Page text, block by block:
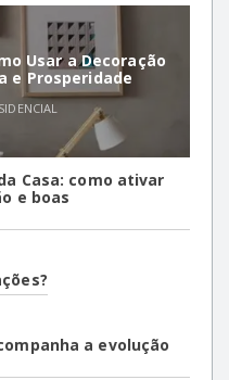
Usar a Decoração
e Prosperidade
Casa: como ativar
e boas
a evolução